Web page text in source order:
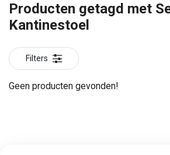
Producten getagd met
Kantinestoel
Filters
Geen producten gevonden!